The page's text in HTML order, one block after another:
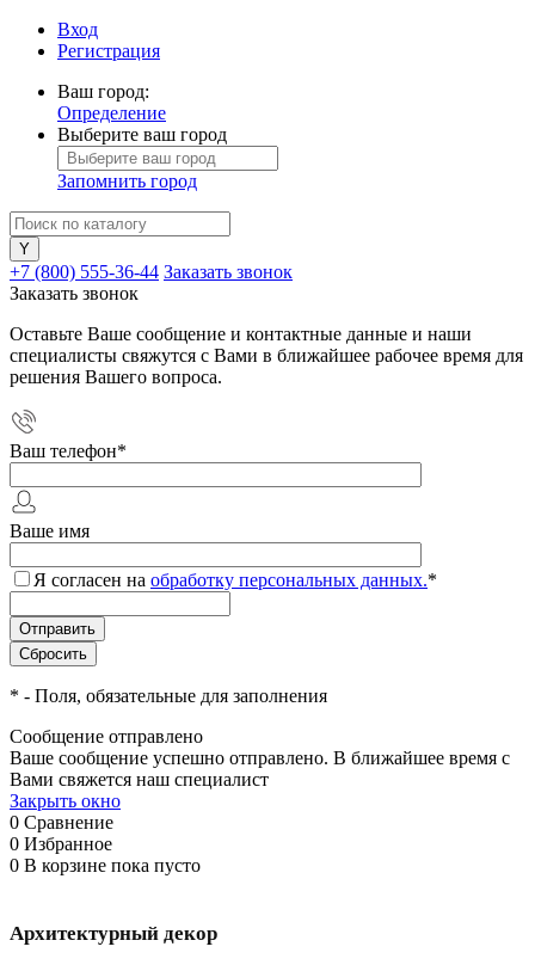
Вход
Регистрация
Ваш город:
Определение
Выберите ваш город
Запомнить город
+7 (800) 555-36-44 Заказать звонок
Заказать звонок
Оставьте Ваше сообщение и контактные данные и наши
специалисты свяжутся с Вами в ближайшее рабочее время для
решения Вашего вопроса.
Ваш телефон*
Ваше имя
Я согласен на обработку персональных данных.*
* - Поля, обязательные для заполнения
Сообщение отправлено
Ваше сообщение успешно отправлено. В ближайшее время с
Вами свяжется наш специалист
Закрыть окно
0 Сравнение
0 Избранное
0 В корзине пока пусто
Архитектурный декор